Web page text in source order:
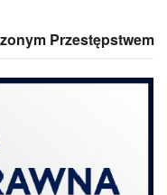
Przestępstwem